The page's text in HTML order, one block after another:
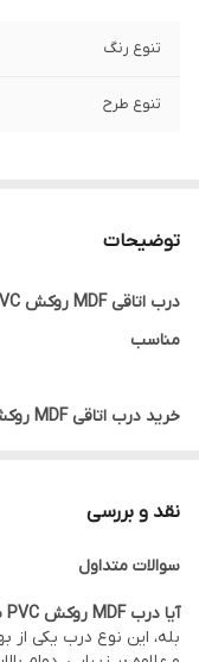
تنوع رنگ
تنوع طرح
توضیحات
مناسب
خرید درب اتاقی MDF روکش PVC
قیمت اقتصادی، در
استفاده قرار می‌گیرد.
نقد و بررسی
سوالات متداول
آیا درب MDF روکش PVC برای اتاق خواب مناسب است؟
بله، این نوع درب یکی از